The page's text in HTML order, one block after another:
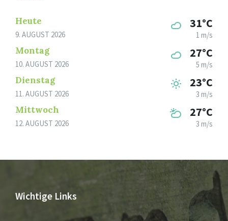
Heute
9. AUGUST 2026
31°C
1 m/s
Montag
10. AUGUST 2026
27°C
5 m/s
Dienstag
11. AUGUST 2026
23°C
3 m/s
Mittwoch
12. AUGUST 2026
27°C
3 m/s
Wichtige Links